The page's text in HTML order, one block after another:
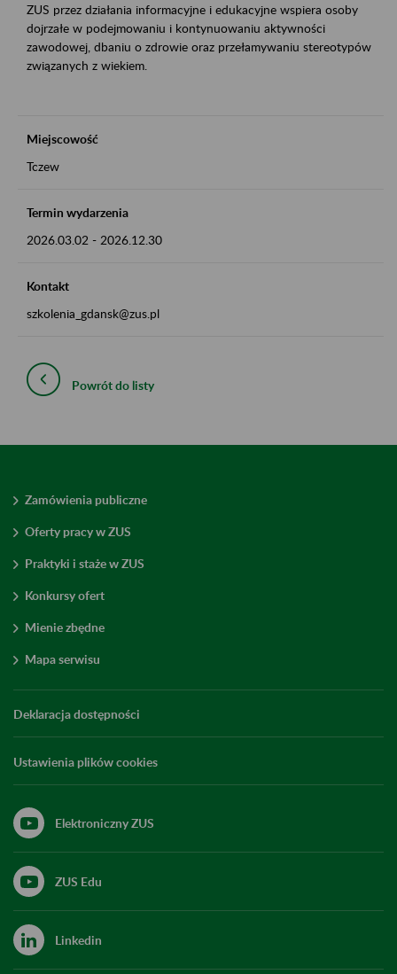
ZUS przez działania informacyjne i edukacyjne wspiera osoby
dojrzałe w podejmowaniu i kontynuowaniu aktywności
zawodowej, dbaniu o zdrowie oraz przełamywaniu stereotypów
związanych z wiekiem.
Miejscowość
Tczew
Termin wydarzenia
2026.03.02 - 2026.12.30
Kontakt
szkolenia_gdansk@zus.pl
Powrót do listy
Zamówienia publiczne
Oferty pracy w ZUS
Praktyki i staże w ZUS
Konkursy ofert
Mienie zbędne
Mapa serwisu
Deklaracja dostępności
Ustawienia plików cookies
Elektroniczny ZUS
ZUS Edu
Linkedin